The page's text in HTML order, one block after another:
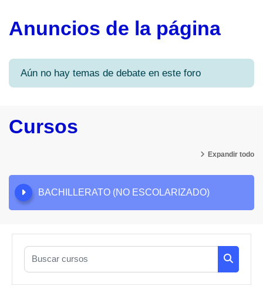
Anuncios de la página
Aún no hay temas de debate en este foro
Cursos
Expandir todo
BACHILLERATO (NO ESCOLARIZADO)
Buscar cursos
Buscar